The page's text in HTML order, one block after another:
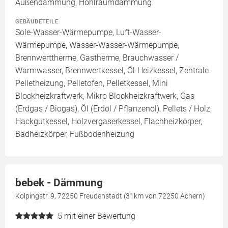
Außendämmung, Hohlraumdämmung
GEBÄUDETEILE
Sole-Wasser-Wärmepumpe, Luft-Wasser-
Wärmepumpe, Wasser-Wasser-Wärmepumpe,
Brennwerttherme, Gastherme, Brauchwasser /
Warmwasser, Brennwertkessel, Öl-Heizkessel, Zentrale
Pelletheizung, Pelletofen, Pelletkessel, Mini
Blockheizkraftwerk, Mikro Blockheizkraftwerk, Gas
(Erdgas / Biogas), Öl (Erdöl / Pflanzenöl), Pellets / Holz,
Hackgutkessel, Holzvergaserkessel, Flachheizkörper,
Badheizkörper, Fußbodenheizung
bebek - Dämmung
Kolpingstr. 9, 72250 Freudenstadt (31km von 72250 Achern)
5 mit einer Bewertung